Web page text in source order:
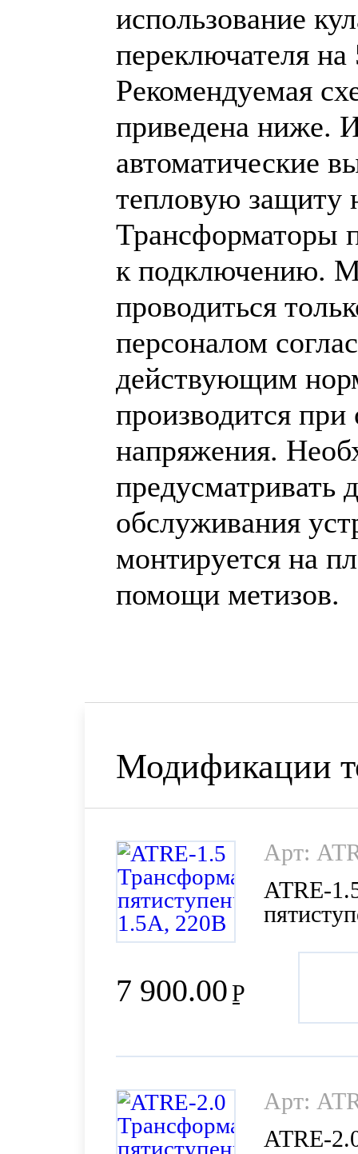
использование
переключателя
Рекомендуемая
приведена ниже.
автоматические
тепловую защиту
Трансформаторы
к подключению.
проводиться
персоналом
действующим
производится при
напряжения.
предусматривать
обслуживания
монтируется на
помощи метизов.
Модификации
7 900.00Р
Арт:
ATRE-
Арт:
ATRE-